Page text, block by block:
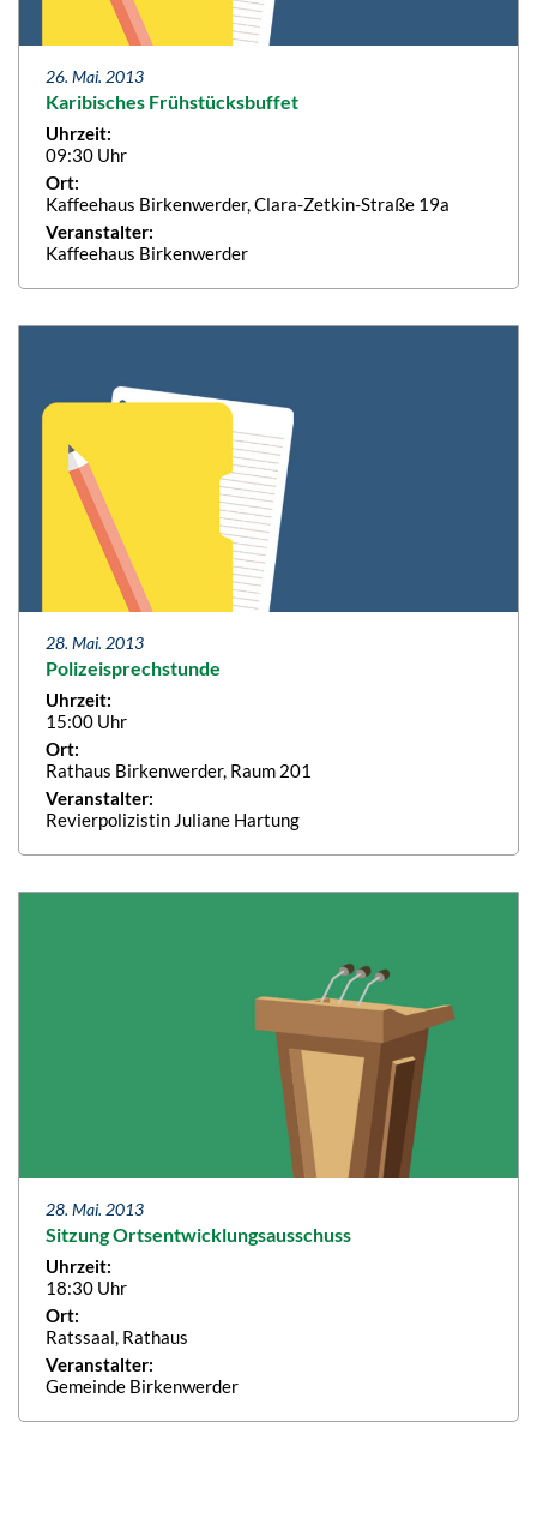
26. Mai. 2013
Karibisches Frühstücksbuffet
Uhrzeit:
09:30 Uhr
Ort:
Kaffeehaus Birkenwerder, Clara-Zetkin-Straße 19a
Veranstalter:
Kaffeehaus Birkenwerder
28. Mai. 2013
Polizeisprechstunde
Uhrzeit:
15:00 Uhr
Ort:
Rathaus Birkenwerder, Raum 201
Veranstalter:
Revierpolizistin Juliane Hartung
28. Mai. 2013
Sitzung Ortsentwicklungsausschuss
Uhrzeit:
18:30 Uhr
Ort:
Ratssaal, Rathaus
Veranstalter:
Gemeinde Birkenwerder